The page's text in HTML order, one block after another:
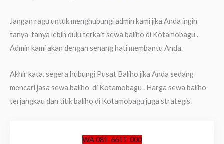
Jangan ragu untuk menghubungi admin kami jika Anda ingin
tanya-tanya lebih dulu terkait sewa baliho di Kotamobagu .
Admin kami akan dengan senang hati membantu Anda.
Akhir kata, segera hubungi Pusat Baliho jika Anda sedang
mencari jasa sewa baliho di Kotamobagu . Harga sewa baliho
terjangkau dan titik baliho di Kotamobagu juga strategis.
WA 081-6611-000